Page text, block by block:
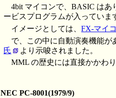
4bit マイコンで、BASIC は
ービスプログラムが入っていま
イメージとしては、FX-マイ
で、この中に自動演奏機能
氏
より示唆されました。
MML の歴史には直接かかわ
NEC PC-8001(1979/9)